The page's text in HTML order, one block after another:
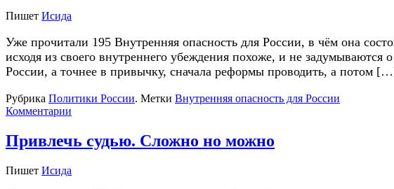
Пишет Исида
Уже прочитали 195 Внутренняя опасность для России, в чём она
исходя из своего внутреннего убеждения похоже, и не
России, а точнее в привычку, сначала реформы проводить, а потом
Рубрика Политики России. Метки Внутренняя опасность для России
Комментарии
Привлечь судью. Сложно но можно
Пишет Исида